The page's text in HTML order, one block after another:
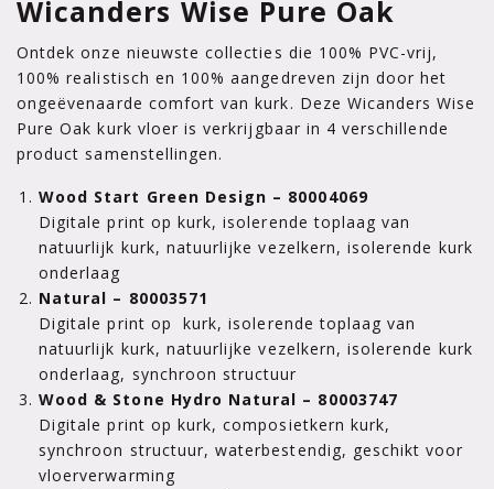
Wicanders Wise Pure Oak
Ontdek onze nieuwste collecties die 100% PVC-vrij,
100% realistisch en 100% aangedreven zijn door het
ongeëvenaarde comfort van kurk. Deze Wicanders Wise
Pure Oak kurk vloer is verkrijgbaar in 4 verschillende
product samenstellingen.
Wood Start Green Design – 80004069
Digitale print op kurk, isolerende toplaag van
natuurlijk kurk, natuurlijke vezelkern, isolerende kurk
onderlaag
Natural – 80003571
Digitale print op kurk, isolerende toplaag van
natuurlijk kurk, natuurlijke vezelkern, isolerende kurk
onderlaag, synchroon structuur
Wood & Stone Hydro Natural – 80003747
Digitale print op kurk, composietkern kurk,
synchroon structuur, waterbestendig, geschikt voor
vloerverwarming